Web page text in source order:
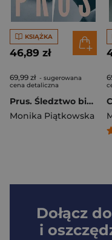
KSIĄŻKA
46,89 zł
69,99 zł - sugerowana
cena detaliczna
Prus. Śledztwo biograficzne (2026)
Monika Piątkowska
Dołącz do
i